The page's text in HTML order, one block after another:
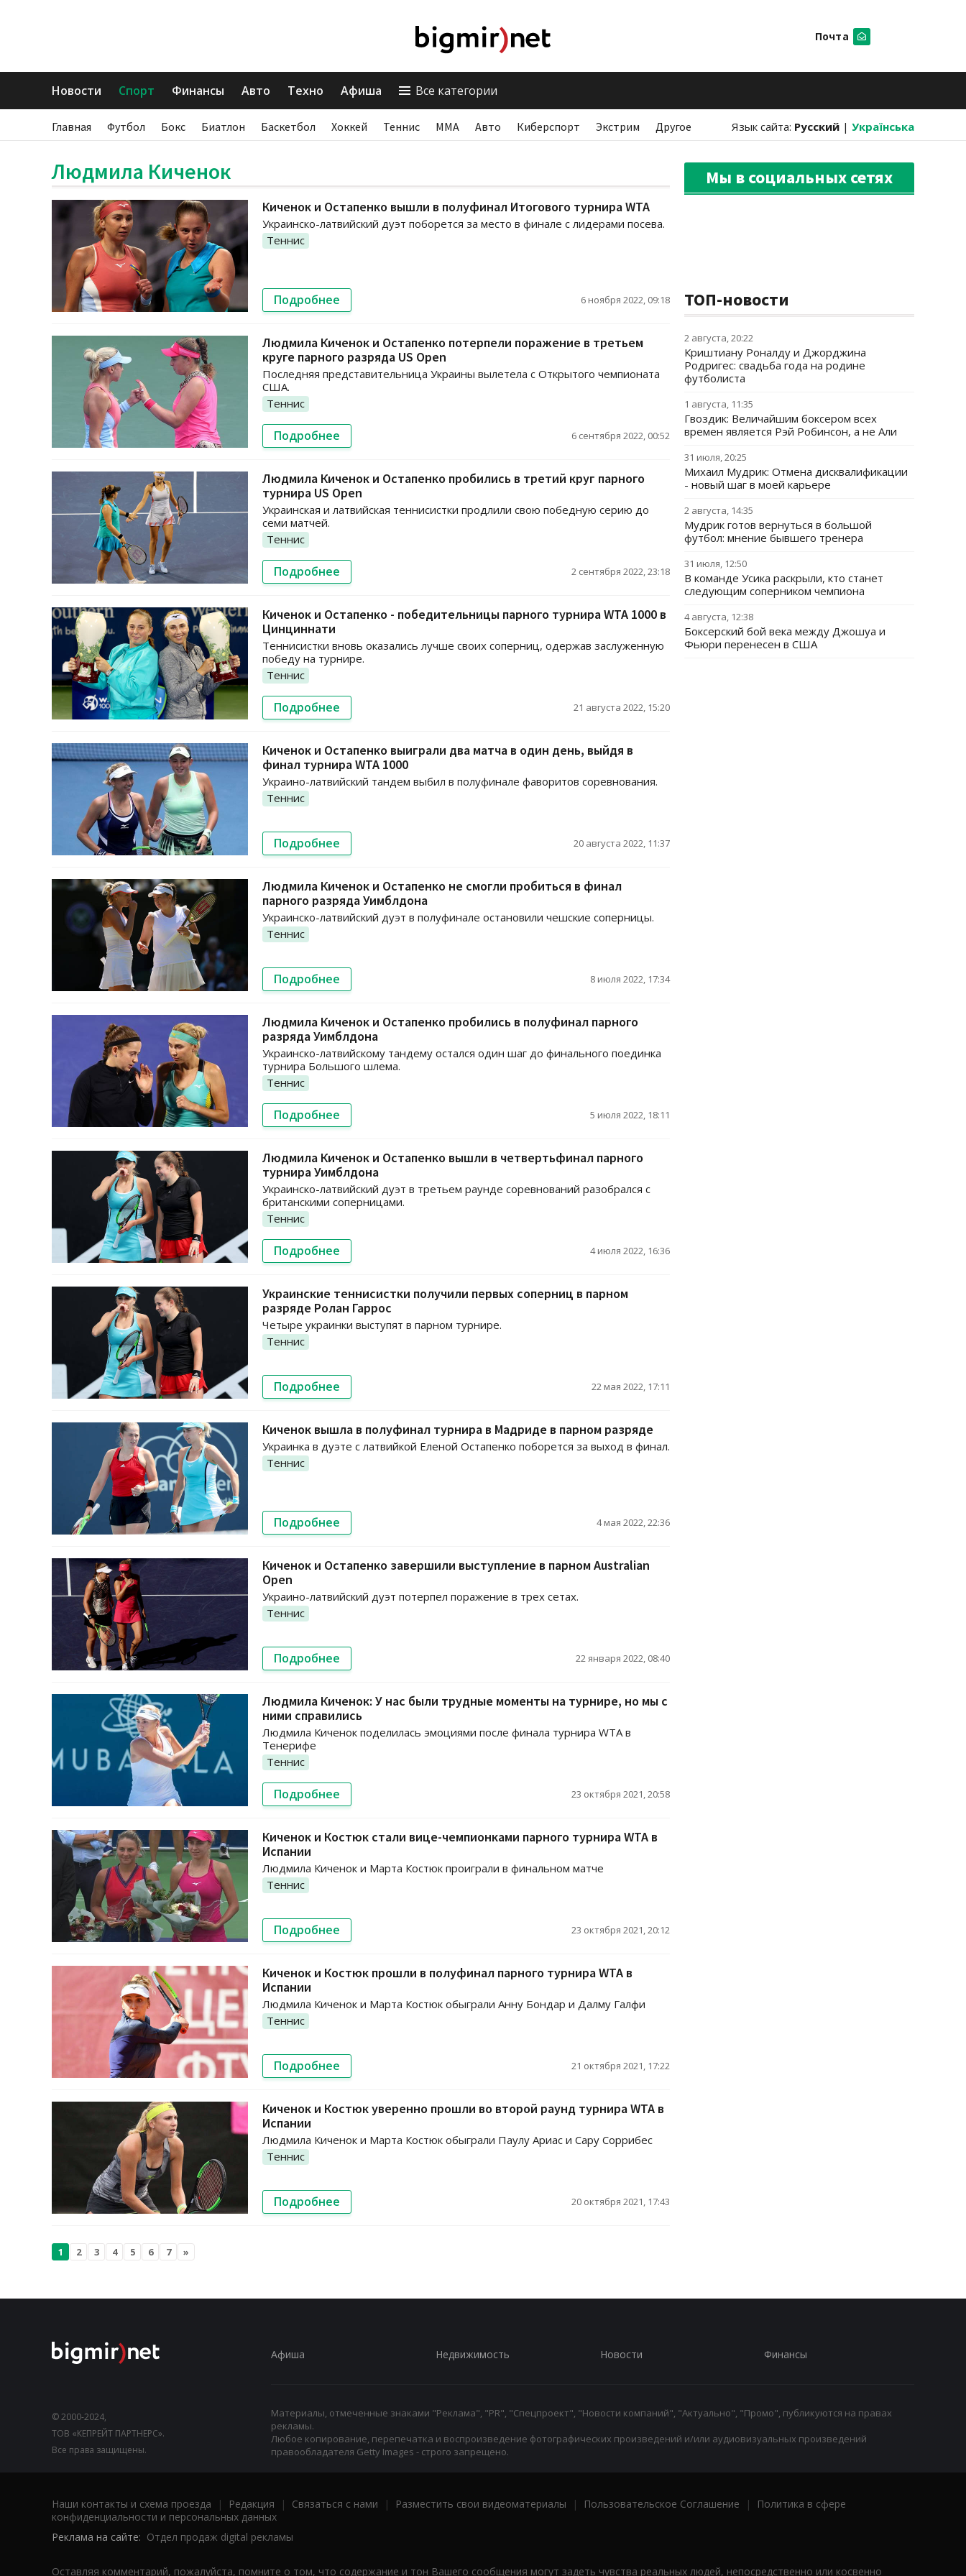
Почта
Новости Спорт Финансы Авто Техно Афиша Все категории
Главная Футбол Бокс Биатлон Баскетбол Хоккей Теннис ММА Авто Киберспорт Экстрим Другое Язык сайта: Русский | Українська
Людмила Киченок
Киченок и Остапенко вышли в полуфинал Итогового турнира WTA
Украинско-латвийский дуэт поборется за место в финале с лидерами посева.
Теннис
Подробнее 6 ноября 2022, 09:18
Людмила Киченок и Остапенко потерпели поражение в третьем
круге парного разряда US Open
Последняя представительница Украины вылетела с Открытого чемпионата
США.
Теннис
Подробнее 6 сентября 2022, 00:52
Людмила Киченок и Остапенко пробились в третий круг парного
турнира US Open
Украинская и латвийская теннисистки продлили свою победную серию до
семи матчей.
Теннис
Подробнее 2 сентября 2022, 23:18
Киченок и Остапенко - победительницы парного турнира WTA 1000 в
Цинциннати
Теннисистки вновь оказались лучше своих соперниц, одержав заслуженную
победу на турнире.
Теннис
Подробнее 21 августа 2022, 15:20
Киченок и Остапенко выиграли два матча в один день, выйдя в
финал турнира WTA 1000
Украино-латвийский тандем выбил в полуфинале фаворитов соревнования.
Теннис
Подробнее 20 августа 2022, 11:37
Людмила Киченок и Остапенко не смогли пробиться в финал
парного разряда Уимблдона
Украинско-латвийский дуэт в полуфинале остановили чешские соперницы.
Теннис
Подробнее 8 июля 2022, 17:34
Людмила Киченок и Остапенко пробились в полуфинал парного
разряда Уимблдона
Украинско-латвийскому тандему остался один шаг до финального поединка
турнира Большого шлема.
Теннис
Подробнее 5 июля 2022, 18:11
Людмила Киченок и Остапенко вышли в четвертьфинал парного
турнира Уимблдона
Украинско-латвийский дуэт в третьем раунде соревнований разобрался с
британскими соперницами.
Теннис
Подробнее 4 июля 2022, 16:36
Украинские теннисистки получили первых соперниц в парном
разряде Ролан Гаррос
Четыре украинки выступят в парном турнире.
Теннис
Подробнее 22 мая 2022, 17:11
Киченок вышла в полуфинал турнира в Мадриде в парном разряде
Украинка в дуэте с латвийкой Еленой Остапенко поборется за выход в финал.
Теннис
Подробнее 4 мая 2022, 22:36
Киченок и Остапенко завершили выступление в парном Australian
Open
Украино-латвийский дуэт потерпел поражение в трех сетах.
Теннис
Подробнее 22 января 2022, 08:40
Людмила Киченок: У нас были трудные моменты на турнире, но мы с
ними справились
Людмила Киченок поделилась эмоциями после финала турнира WTA в
Тенерифе
Теннис
Подробнее 23 октября 2021, 20:58
Киченок и Костюк стали вице-чемпионками парного турнира WTA в
Испании
Людмила Киченок и Марта Костюк проиграли в финальном матче
Теннис
Подробнее 23 октября 2021, 20:12
Киченок и Костюк прошли в полуфинал парного турнира WTA в
Испании
Людмила Киченок и Марта Костюк обыграли Анну Бондар и Далму Галфи
Теннис
Подробнее 21 октября 2021, 17:22
Киченок и Костюк уверенно прошли во второй раунд турнира WTA в
Испании
Людмила Киченок и Марта Костюк обыграли Паулу Ариас и Сару Соррибес
Теннис
Подробнее 20 октября 2021, 17:43
1 2 3 4 5 6 7 »
Мы в социальных сетях
ТОП-новости
2 августа, 20:22
Криштиану Роналду и Джорджина
Родригес: свадьба года на родине
футболиста
1 августа, 11:35
Гвоздик: Величайшим боксером всех
времен является Рэй Робинсон, а не Али
31 июля, 20:25
Михаил Мудрик: Отмена дисквалификации
- новый шаг в моей карьере
2 августа, 14:35
Мудрик готов вернуться в большой
футбол: мнение бывшего тренера
31 июля, 12:50
В команде Усика раскрыли, кто станет
следующим соперником чемпиона
4 августа, 12:38
Боксерский бой века между Джошуа и
Фьюри перенесен в США
© 2000-2024,
ТОВ «КЕПРЕЙТ ПАРТНЕРС».
Все права защищены.
Афиша Недвижимость Новости Финансы
Материалы, отмеченные знаками "Реклама", "PR", "Спецпроект", "Новости компаний", "Актуально", "Промо", публикуются на правах
рекламы.
Любое копирование, перепечатка и воспроизведение фотографических произведений и/или аудиовизуальных произведений
правообладателя Getty Images - строго запрещено.
Наши контакты и схема проезда | Редакция | Связаться с нами | Разместить свои видеоматериалы | Пользовательское Соглашение |
Политика в сфере
конфиденциальности и персональных данных
Реклама на сайте: Отдел продаж digital рекламы
Оставляя комментарий, пожалуйста, помните о том, что содержание и тон Вашего сообщения могут задеть чувства реальных людей, непосредственно или косвенно